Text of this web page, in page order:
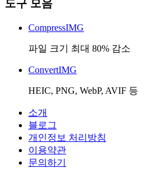
도구 모음
CompressIMG
파일 크기 최대 80% 감소
ConvertIMG
HEIC, PNG, WebP, AVIF 등
소개
블로그
개인정보 처리방침
이용약관
문의하기